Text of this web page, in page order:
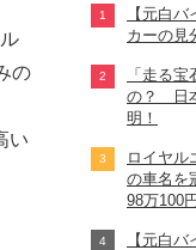
の
い
【元白
カーの見
「走る
の？ 日
明！
ロイヤル
の車名を
98万100
【元白